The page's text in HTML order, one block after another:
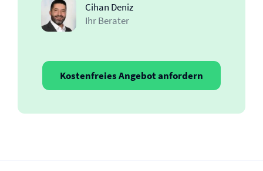
Cihan Deniz
Ihr Berater
Kostenfreies Angebot anfordern